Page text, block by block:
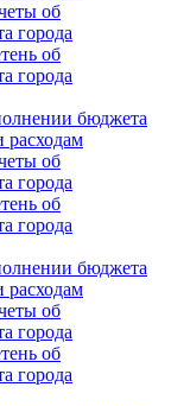
об
города
об
города
бюджета
расходам
об
города
об
города
бюджета
расходам
об
города
об
города